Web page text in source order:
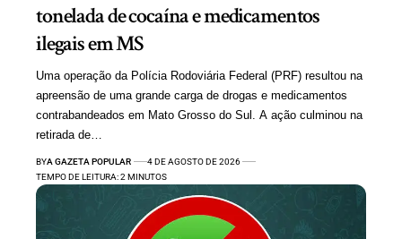
tonelada de cocaína e medicamentos
ilegais em MS
Uma operação da Polícia Rodoviária Federal (PRF) resultou na
apreensão de uma grande carga de drogas e medicamentos
contrabandeados em Mato Grosso do Sul. A ação culminou na
retirada de…
BYA GAZETA POPULAR
4 DE AGOSTO DE 2026
TEMPO DE LEITURA: 2 MINUTOS